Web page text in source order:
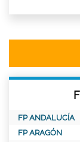
FP ANDALUCÍA
FP ARAGÓN